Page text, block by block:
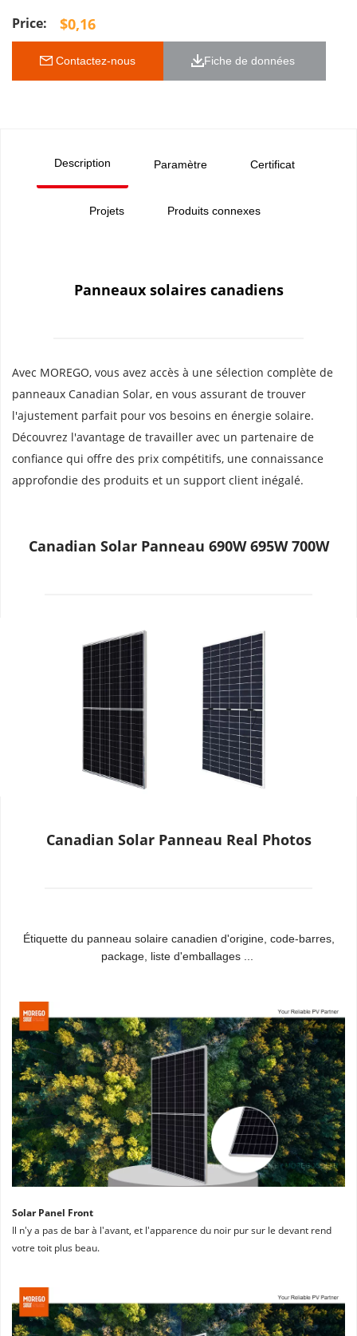
$0,16
Contactez-nous Fiche de données
Description Paramètre Certificat
Projets Produits connexes
Panneaux solaires canadiens
Avec MOREGO, vous avez accès à une sélection complète de
panneaux Canadian Solar, en vous assurant de trouver
l'ajustement parfait pour vos besoins en énergie solaire.
Découvrez l'avantage de travailler avec un partenaire de
confiance qui offre des prix compétitifs, une connaissance
approfondie des produits et un support client inégalé.
Canadian Solar Panneau 690W 695W 700W
Canadian Solar Panneau Real Photos
Étiquette du panneau solaire canadien d'origine, code-barres,
package, liste d'emballages ...
Solar Panel Front
Il n'y a pas de bar à l'avant, et l'apparence du noir pur sur le devant rend
votre toit plus beau.